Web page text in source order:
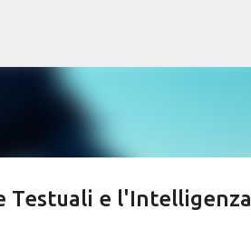
Testuali e l'Intelligenza